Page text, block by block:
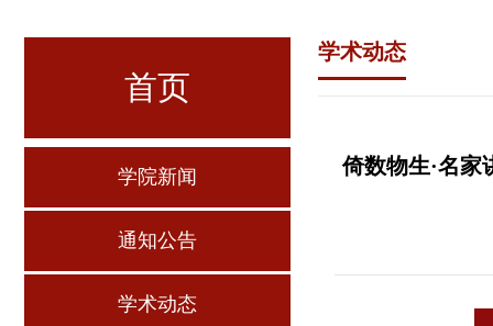
首页
学院新闻
通知公告
学术动态
学术动态
倚数物生·名家